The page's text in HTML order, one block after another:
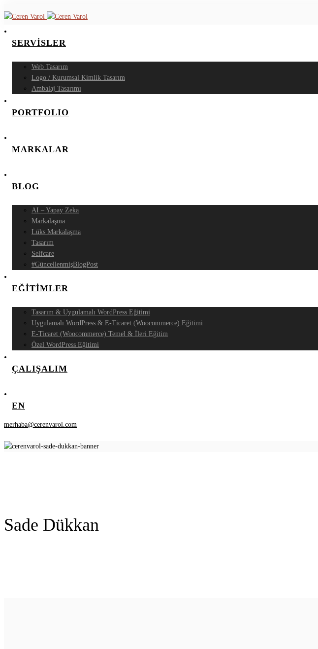
SERVİSLER
Web Tasarım
Logo / Kurumsal Kimlik Tasarım
Ambalaj Tasarımı
PORTFOLIO
MARKALAR
BLOG
AI – Yapay Zeka
Markalaşma
Lüks Markalaşma
Tasarım
Selfcare
#GüncellenmişBlogPost
EĞİTİMLER
Tasarım & Uygulamalı WordPress Eğitimi
Uygulamalı WordPress & E-Ticaret (Woocommerce) Eğitimi
E-Ticaret (Woocommerce) Temel & İleri Eğitim
Özel WordPress Eğitimi
ÇALIŞALIM
EN
merhaba@cerenvarol.com
Sade Dükkan